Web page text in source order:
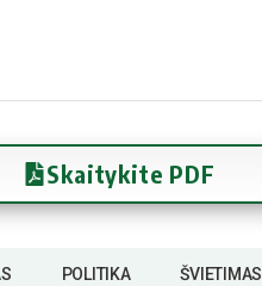
Skaitykite PDF
POLITIKA ŠVIETIMAS